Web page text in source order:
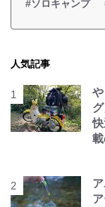
#ソロキャンプ
人気記事